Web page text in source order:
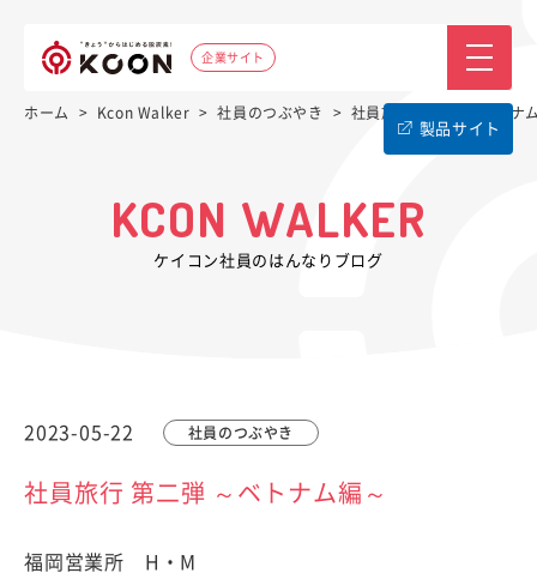
企業サイト
製品サイト
ホーム > Kcon Walker > 社員のつぶやき > 社員旅行 第二弾 ～ベトナ
KCON WALKER
ケイコン社員のはんなりブログ
2023-05-22 社員のつぶやき
社員旅行 第二弾 ～ベトナム編～
福岡営業所 H・M